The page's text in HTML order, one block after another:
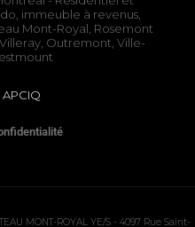
immeuble à revenus,
Mont-Royal, Rosemont
Outremont, Ville-
APCIQ
MONT-ROYALYE/S - 4097 Rue Saint-